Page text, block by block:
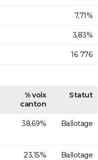
7,71%
3,83%
16 776
% voix
canton
Statut
38,69% Ballotage
23,15% Ballotage